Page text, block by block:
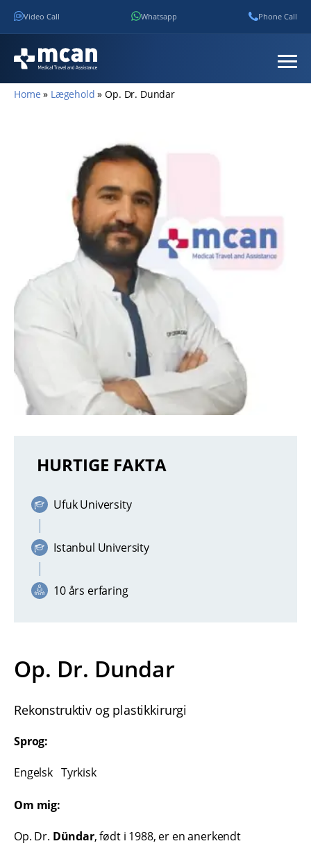
Video Call Whatsapp Phone Call
Home » Lægehold »Op. Dr. Dundar
HURTIGE FAKTA
Ufuk University
Istanbul University
10 års erfaring
Op. Dr. Dundar
Rekonstruktiv og plastikkirurgi
Sprog:
Engelsk Tyrkisk
Om mig:
Op. Dr. Dündar, født i 1988, er en anerkendt